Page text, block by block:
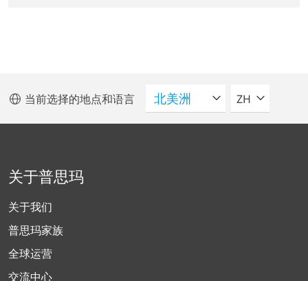
当前选择的地点和语言 请选择语言
ZH
关于普思玛
关于我们
普思玛家族
全球运营
交流中心